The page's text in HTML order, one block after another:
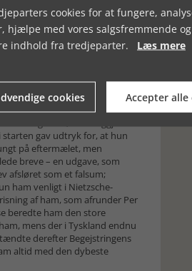
var bekendt med fjerde del
Nietzsche – hans
– i småtingsafdelingen –
lod og del i den hymne til
om receptionen i videre
den gryende forskning,
udgivelse, offentliggjorde
starten gav udtryk for, at hun
på ef­ter­mæ­let, men
breve – en udgave, som
afsløret som et falsum;
ham venligt i Nietzsche-
af ham, som afrunder Per
be­redte ham den store
mens der i Tyskland endnu
derefter Begejstringens
altid med den dybeste
cookies for at fungere,
hjælpe med vores salgsfremmende og
indhold fra tredjeparter. Læs mere
cookies Accepter alle